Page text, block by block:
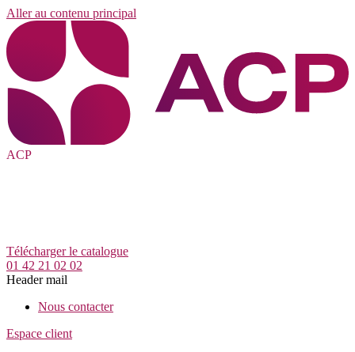
Aller au contenu principal
ACP
Télécharger le catalogue
01 42 21 02 02
Header mail
Nous contacter
Espace client